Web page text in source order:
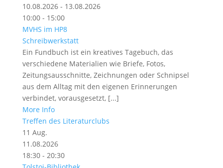
10.08.2026 - 13.08.2026
10:00 - 15:00
MVHS im HP8
Schreibwerkstatt
Ein Fundbuch ist ein kreatives Tagebuch, das
verschiedene Materialien wie Briefe, Fotos,
Zeitungsausschnitte, Zeichnungen oder Schnipsel
aus dem Alltag mit den eigenen Erinnerungen
verbindet, vorausgesetzt, [...]
More Info
Treffen des Literaturclubs
11 Aug.
11.08.2026
18:30 - 20:30